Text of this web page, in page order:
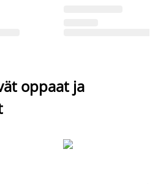
oppaat ja